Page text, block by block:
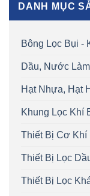
DANH MỤC
Bông Lọc Bụi -
Dầu, Nước
Hạt Nhựa, Hạt
Khung Lọc Khí
Thiết Bị Cơ Khí
Thiết Bị Lọc
Thiết Bị Lọc